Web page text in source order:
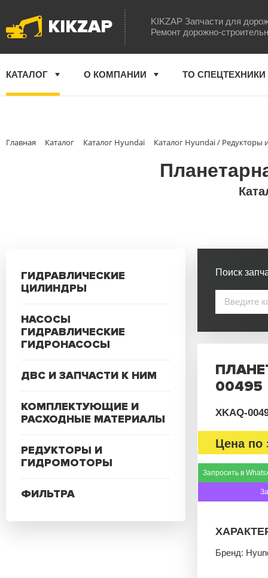
KIKZAP
KIKZAP Запчасти для
Ремонт дорожно-
КАТАЛОГ О КОМПАНИИ ТО СПЕЦТЕХНИКИ
Главная Каталог Каталог Hyundai Каталог Hyundai / Редукторы
ГИДРАВЛИЧЕСКИЕ
ЦИЛИНДРЫ
НАСОСЫ
ГИДРАВЛИЧЕСКИЕ
ГИДРОНАСОСЫ
ДВС И ЗАПЧАСТИ К НИМ
КОМПЛЕКТУЮЩИЕ И
РАСХОДНЫЕ МАТЕРИАЛЫ
РЕДУКТОРЫ И
ГИДРОМОТОРЫ
ФИЛЬТРА
Поиск
00495
XKAQ-
Цена по
Запросить в
Бренд: